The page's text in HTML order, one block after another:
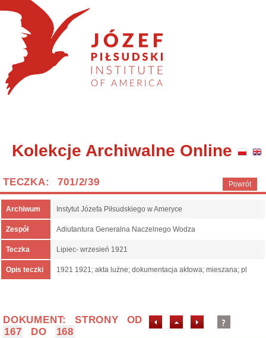
Kolekcje Archiwalne Online
Powrót
TECZKA: 701/2/39
Archiwum Instytut Józefa Piłsudskiego w Ameryce
Zespół Adiutantura Generalna Naczelnego Wodza
Teczka Lipiec- wrzesień 1921
Opis teczki 1921 1921; akta luźne; dokumentacja aktowa; mieszana; pl
DOKUMENT: STRONY OD
167
DO 168